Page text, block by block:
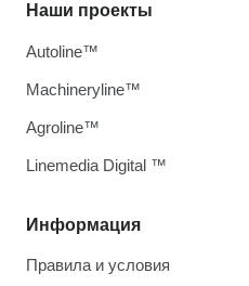
Информация
Правила и условия
Наши проекты
Autoline™
Machineryline™
Agroline™
Linemedia Digital ™